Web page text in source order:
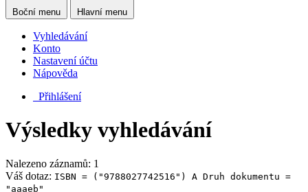
Boční menu Hlavní menu
Vyhledávání
Konto
Nastavení účtu
Nápověda
Přihlášení
Výsledky vyhledávání
Nalezeno záznamů: 1
Váš dotaz: ISBN = ("9788027742516") A Druh dokumentu =
"aaaeb"